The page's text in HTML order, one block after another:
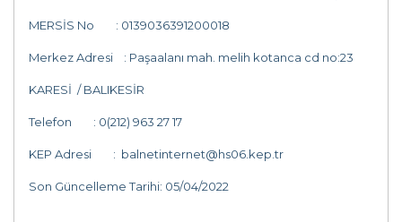
MERSİS No : 0139036391200018
Merkez Adresi : Paşaalanı mah. melih kotanca cd no:23
KARESİ / BALIKESİR
Telefon : 0(212) 963 27 17
KEP Adresi : balnetinternet@hs06.kep.tr
Son Güncelleme Tarihi: 05/04/2022